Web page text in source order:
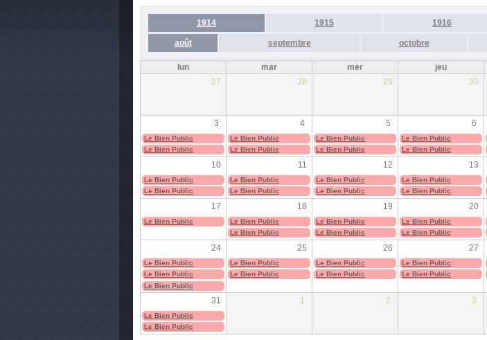
1914 1915 1916
août septembre octobre
lun mar mer jeu
27
28 29 30
3 4 5 6
Le Bien Public
Le Bien Public
Le Bien Public
Le Bien Public
Le Bien Public
Le Bien Public
Le Bien Public
Le Bien Public
10 11 12 13
Le Bien Public
Le Bien Public
Le Bien Public
Le Bien Public
Le Bien Public
Le Bien Public
Le Bien Public
Le Bien Public
17 18 19 20
Le Bien Public
Le Bien Public
Le Bien Public
Le Bien Public
Le Bien Public
Le Bien Public
Le Bien Public
24 25 26 27
Le Bien Public
Le Bien Public
Le Bien Public
Le Bien Public
Le Bien Public
Le Bien Public
Le Bien Public
Le Bien Public
Le Bien Public
31 1 2 3
Le Bien Public
Le Bien Public